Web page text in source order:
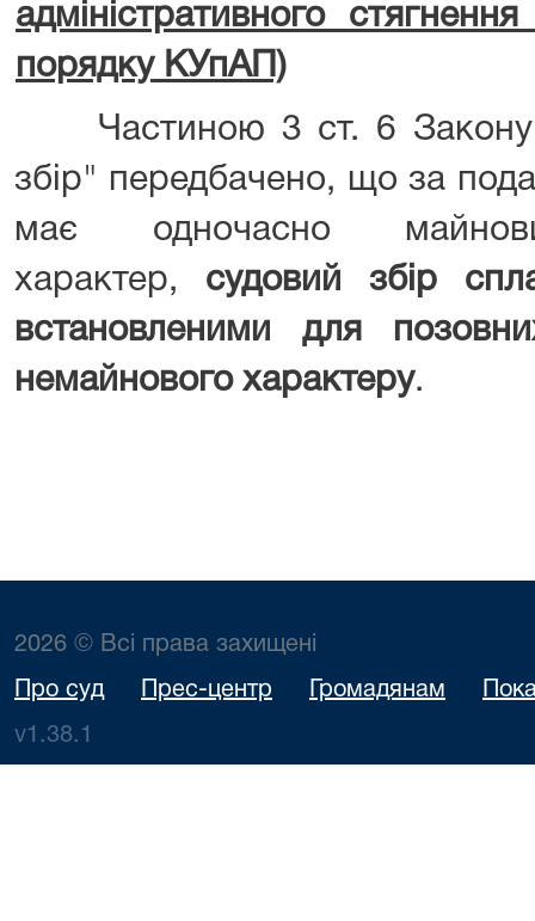
адміністративного стягнення
порядку КУпАП)
Частиною 3 ст. 6 Закону
збір" передбачено, що за
має одночасно
характер, судовий збір
встановленими для
немайнового характеру.
2026 © Всі права захищені
Про суд Прес-центр Громадянам
v1.38.1